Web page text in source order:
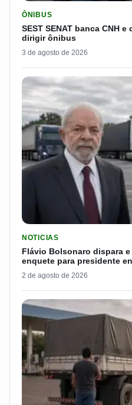
ÔNIBUS
SEST SENAT banca CNH
dirigir ônibus
3 de agosto de 2026
NOTICIAS
Flávio Bolsonaro dispara e
enquete para presidente
2 de agosto de 2026